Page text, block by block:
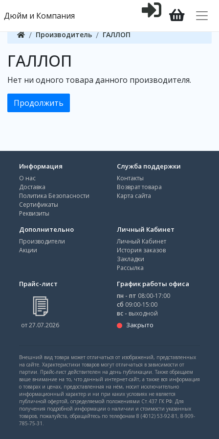
Дюйм и Компания
Производитель ГАЛЛОП
ГАЛЛОП
Нет ни одного товара данного производителя.
Продолжить
Информация
О нас
Доставка
Политика Безопасности
Сертификаты
Реквизиты
Служба поддержки
Контакты
Возврат товара
Карта сайта
Дополнительно
Производители
Акции
Личный Кабинет
Личный Кабинет
История заказов
Закладки
Рассылка
Прайс-лист
от 27.07.2026
График работы офиса
пн - пт 08:00-17:00
сб 09:00-15:00
вс - выходной
Закрыто
Внешний вид товара может отличаться от изображений, представленных
на сайте. Характеристики товаров могут отличаться в зависимости от
партии. Прайс-лист действителен на день публикации. Также обращаем
ваше внимание на то, что данный интернет-сайт, а также вся информация
о товарах и ценах, предоставленная на нём, носит исключительно
информационный характер и ни при каких условиях не является
публичной офертой, определяемой положениями Ст.437 ГК РФ. Для
получения подробной информации о наличии и стоимости указанных
товаров, пожалуйста, обращайтесь по телефонам 8 (4012) 53-92-81, 8-909-
785-75-31.